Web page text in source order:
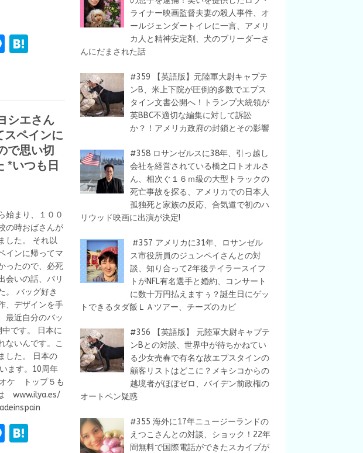
M
g
er
a
シエさん
ペインに
で思い切
*いつも日
始まり、１００
の時おばさんが
した。 それ以
インに帰ってマ
ったので、必死
会いの話、パリ
。 バッグ好き
、デザインを手
最近自分のバッ
です。 日本に
ないんです。こ
した。 日本の
ます。10周年
ケ トップ５も
www.ilya.es/
M
ライナー映画監督夫妻の殺人事件、オ
ールジェンダートイレに一言、アメリ
カ人と精神安定剤、犬のブリーダーさ
んにだまされた話
#359 【英語版】元陸軍大尉キャプテ
ンB、米上下院が圧倒的多数でエプス
タイン文書公開へ！トランプ大統領が
英BBC不適切な編集に対して訴訟
か？！アメリカ政府の封鎖とその影響
#358 ロサンゼルスに38年、引っ越し
会社を経営されている橋之口トオルさ
ん、相次ぐ１６ｍ級の大型トラックの
死亡事故を探る、アメリカでの日本人
孤独死と家族の反応、合気道で初のハ
リウッド映画に出演が決定!
#357 アメリカに31年、ロサンゼル
ス市役所員のジュンペイさんとの対
談、知り合って2年後テイラースイフ
トがNFL有名選手と婚約、コンサート
に数十万円払えますぅ？誕生日にゲッ
トできるタダ飯ＬＡツアー、チーズのカビ
#356 【英語版】 元陸軍大尉キャプテ
ンBとの対談、世界中が待ちかねてい
る少女売春で有名な故エプスタインの
顧客リストはどこに？メキシコからの
越境者がほぼゼロ、バイデン前政権の
オートペン疑惑
#355 海外に17年ニュージーランドの
えつこさんとの対談、ショック！22年
間無料で国際電話ができたスカイプが